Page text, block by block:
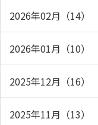
2026年02月（14）
2026年01月（10）
2025年12月（16）
2025年11月（13）